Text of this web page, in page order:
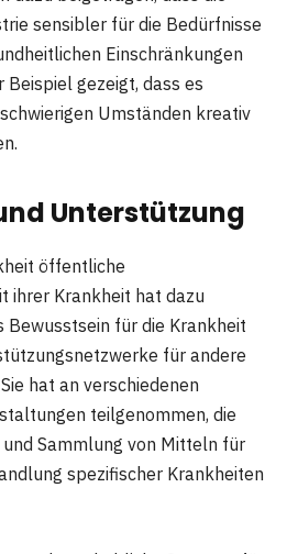
sensibler für die Bedürfnisse
Einschränkungen
Beispiel gezeigt, dass es
Umständen kreativ
Unterstützung
öffentliche
ihrer Krankheit hat dazu
Bewusstsein für die Krankheit
für andere
hat an verschiedenen
teilgenommen, die
Sammlung von Mitteln für
spezifischer Krankheiten